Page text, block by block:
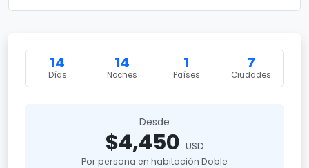
14
Días
14
Noches
1
Países
7
Ciudades
Desde
$4,450 USD
Por persona en habitación Doble